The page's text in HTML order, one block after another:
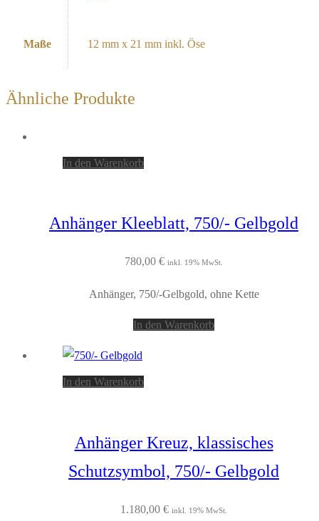
Maße 12 mm x 21 mm inkl. Öse
Ähnliche Produkte
In den Warenkorb
Anhänger Kleeblatt, 750/- Gelbgold
780,00 € inkl. 19% MwSt.
Anhänger, 750/-Gelbgold, ohne Kette
In den Warenkorb
In den Warenkorb
Anhänger Kreuz, klassisches
Schutzsymbol, 750/- Gelbgold
1.180,00 € inkl. 19% MwSt.